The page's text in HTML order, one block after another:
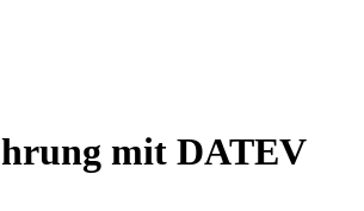
mit DATEV